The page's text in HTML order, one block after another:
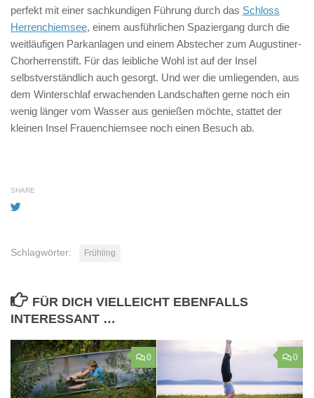
perfekt mit einer sachkundigen Führung durch das Schloss
Herrenchiemsee, einem ausführlichen Spaziergang durch die
weitläufigen Parkanlagen und einem Abstecher zum Augustiner-
Chorherrenstift. Für das leibliche Wohl ist auf der Insel
selbstverständlich auch gesorgt. Und wer die umliegenden, aus
dem Winterschlaf erwachenden Landschaften gerne noch ein
wenig länger vom Wasser aus genießen möchte, stattet der
kleinen Insel Frauenchiemsee noch einen Besuch ab.
SHARE
Schlagwörter: Frühling
FÜR DICH VIELLEICHT EBENFALLS
INTERESSANT …
0 0